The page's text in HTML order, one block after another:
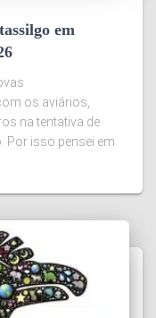
em
os aviários,
na tentativa de
Por isso pensei em